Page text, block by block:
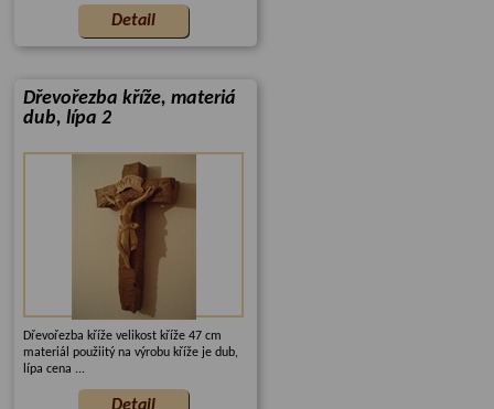
Dřevořezba kříže, materiá
dub, lípa 2
Dřevořezba kříže velikost kříže 47 cm
materiál použiitý na výrobu kříže je dub,
lípa cena ...